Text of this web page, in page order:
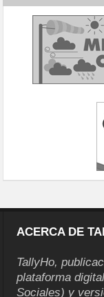
ACERCA DE
TallyHo,
plataforma
Sociales) y